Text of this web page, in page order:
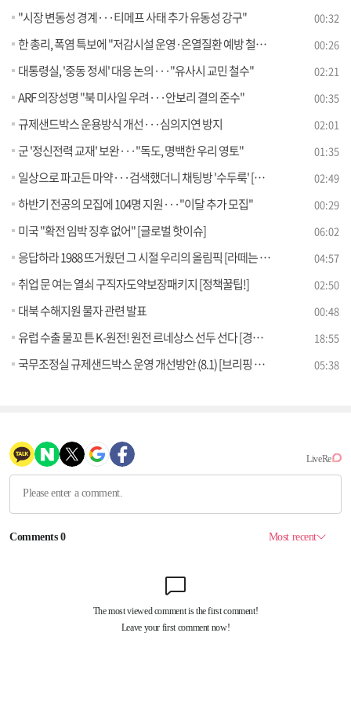
"시장 변동성 경계···티메프 사태 추가 유동성 강구" 00:32
한 총리, 폭염 특보에 "저감시설 운영·온열질환 예방 철저히" 00:26
대통령실, '중동 정세' 대응 논의···"유사시 교민 철수" 02:21
ARF 의장성명 "북 미사일 우려···안보리 결의 준수" 00:35
규제샌드박스 운용방식 개선···심의지연 방지 02:01
군 '정신전력 교재' 보완···"독도, 명백한 우리 영토" 01:35
일상으로 파고든 마약···검색했더니 채팅방 '수두룩' [현장고발] 02:49
하반기 전공의 모집에 104명 지원···"이달 추가 모집" 00:29
미국 "확전 임박 징후 없어" [글로벌 핫이슈] 06:02
응답하라 1988 뜨거웠던 그 시절 우리의 올림픽 [라떼는 뉴우스] 04:57
취업 문 여는 열쇠 구직자도약보장패키지 [정책꿀팁!] 02:50
대북 수해지원 물자 관련 발표 00:48
유럽 수출 물꼬 튼 K-원전! 원전 르네상스 선두 선다 [경제&이슈] 18:55
국무조정실 규제샌드박스 운영 개선방안 (8.1) [브리핑 인사이트] 05:38